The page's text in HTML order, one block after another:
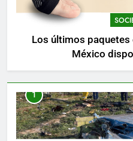
Los últimos paquetes
México
1